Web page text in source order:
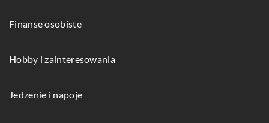
Finanse osobiste
Hobby i zainteresowania
Jedzenie i napoje